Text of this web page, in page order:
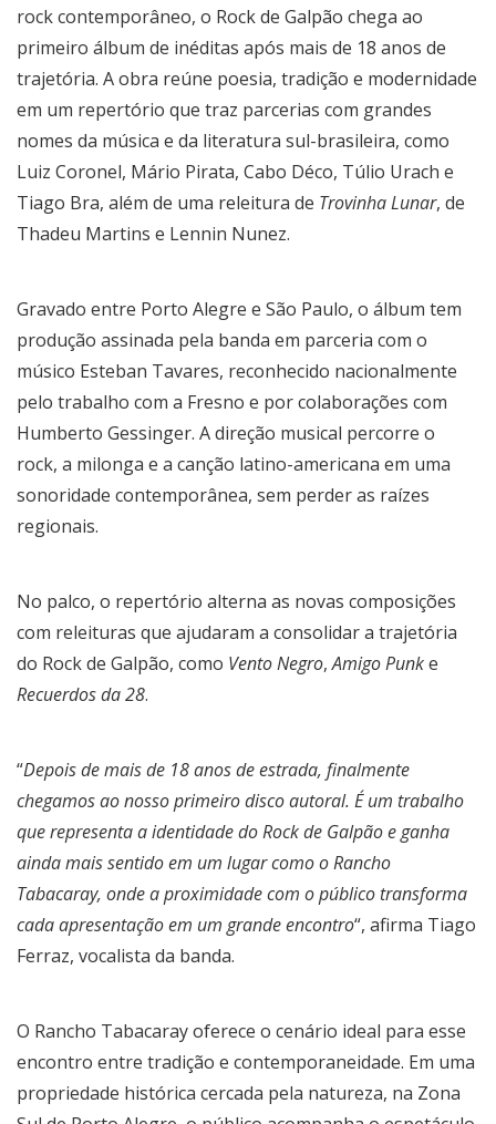
rock contemporâneo, o Rock de Galpão chega ao
primeiro álbum de inéditas após mais de 18 anos de
trajetória. A obra reúne poesia, tradição e modernidade
em um repertório que traz parcerias com grandes
nomes da música e da literatura sul-brasileira, como
Luiz Coronel, Mário Pirata, Cabo Déco, Túlio Urach e
Tiago Bra, além de uma releitura de Trovinha Lunar, de
Thadeu Martins e Lennin Nunez.
Gravado entre Porto Alegre e São Paulo, o álbum tem
produção assinada pela banda em parceria com o
músico Esteban Tavares, reconhecido nacionalmente
pelo trabalho com a Fresno e por colaborações com
Humberto Gessinger. A direção musical percorre o
rock, a milonga e a canção latino-americana em uma
sonoridade contemporânea, sem perder as raízes
regionais.
No palco, o repertório alterna as novas composições
com releituras que ajudaram a consolidar a trajetória
do Rock de Galpão, como Vento Negro,Amigo Punke
Recuerdos da 28.
“Depois de mais de 18 anos de estrada, finalmente
chegamos ao nosso primeiro disco autoral. É um trabalho
que representa a identidade do Rock de Galpão e ganha
ainda mais sentido em um lugar como o Rancho
Tabacaray, onde a proximidade com o público transforma
cada apresentação em um grande encontro“, afirma Tiago
Ferraz, vocalista da banda.
O Rancho Tabacaray oferece o cenário ideal para esse
encontro entre tradição e contemporaneidade. Em uma
propriedade histórica cercada pela natureza, na Zona